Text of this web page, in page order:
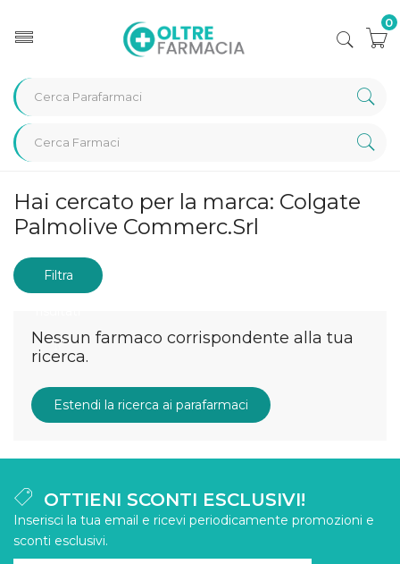
0
Home
Marche parafarmaci
Colgate Palmolive Commerc.Srl
Hai cercato per la marca: Colgate
Palmolive Commerc.Srl
Filtra
Nessun farmaco corrispondente alla tua
ricerca.
Estendi la ricerca ai parafarmaci
OTTIENI SCONTI ESCLUSIVI!
Inserisci la tua email e ricevi periodicamente promozioni e
sconti esclusivi.